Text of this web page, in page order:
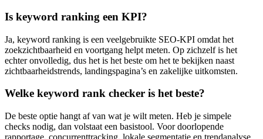
Is keyword ranking een KPI?
Ja, keyword ranking is een veelgebruikte SEO‑KPI omdat het
zoekzichtbaarheid en voortgang helpt meten. Op zichzelf is het
echter onvolledig, dus het is het beste om het te bekijken naast
zichtbaarheidstrends, landingspagina’s en zakelijke uitkomsten.
Welke keyword rank checker is het beste?
De beste optie hangt af van wat je wilt meten. Heb je simpele
checks nodig, dan volstaat een basistool. Voor doorlopende
rapportage, concurrenttracking, lokale segmentatie en trendanalyse